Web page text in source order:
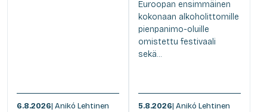
6.8.2026| Anikó Lehtinen
Euroopan ensimmäinen
kokonaan alkoholittomille
pienpanimo-oluille
omistettu festivaali
sekä...
5.8.2026| Anikó Lehtinen